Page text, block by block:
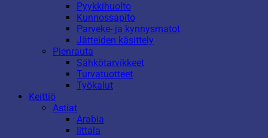
Pyykkihuolto
Kunnossapito
Parveke- ja kynnysmatot
Jätteiden käsittely
Pienrauta
Sähkötarvikkeet
Turvatuotteet
Työkalut
Keittiö
Astiat
Arabia
Iittala